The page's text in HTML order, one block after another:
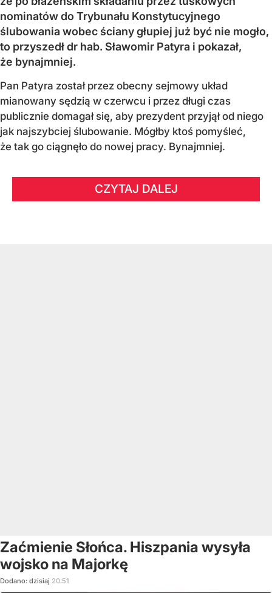
nominatów do Trybunału Konstytucyjnego
ślubowania wobec ściany głupiej już być nie mogło,
to przyszedł dr hab. Sławomir Patyra i pokazał,
że bynajmniej.
Pan Patyra został przez obecny sejmowy układ
mianowany sędzią w czerwcu i przez długi czas
publicznie domagał się, aby prezydent przyjął od niego
jak najszybciej ślubowanie. Mógłby ktoś pomyśleć,
że tak go ciągnęło do nowej pracy. Bynajmniej.
CZYTAJ DALEJ
Zaćmienie Słońca. Hiszpania wysyła
wojsko na Majorkę
Dodano: dzisiaj 20:51